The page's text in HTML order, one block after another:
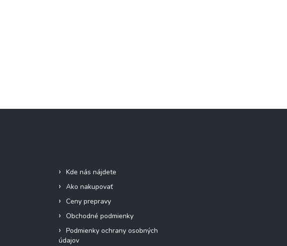
Kde nás nájdete
Ako nakupovať
Ceny prepravy
Obchodné podmienky
Podmienky ochrany osobných
údajov